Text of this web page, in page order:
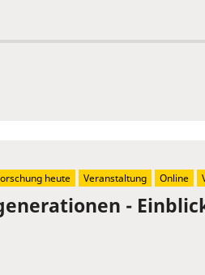
-
heute Veranstaltung Online